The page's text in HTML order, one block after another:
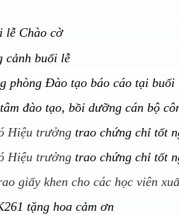
lễ Chào cờ
cảnh buổi lễ
phòng Đào tạo báo cáo tại buổi
đào tạo, bồi dưỡng cán bộ
Hiệu trưởng trao chứng chỉ tốt
Hiệu trưởng trao chứng chỉ tốt
giấy khen cho các học viên
tặng hoa cảm ơn